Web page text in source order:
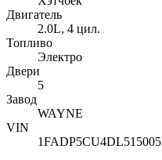
Двигатель
2.0L, 4 цил.
Топливо
Электро
Двери
5
Завод
WAYNE
VIN
1FADP5CU4DL515005